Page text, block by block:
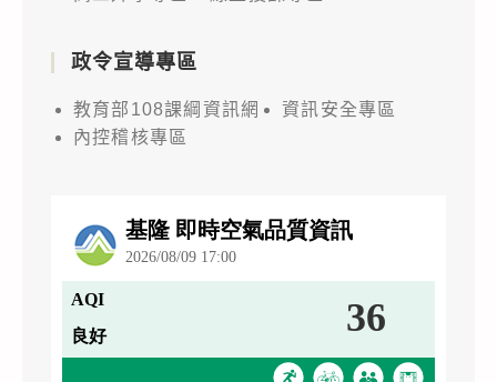
政令宣導專區
教育部108課綱資訊網
資訊安全專區
內控稽核專區